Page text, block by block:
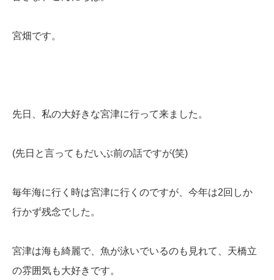
宮畑です。
先日、私の大好きな宮津に行って来ました。
(先日と言ってもだいぶ前の話ですが(笑)
毎年海に行く時は宮津に行くのですが、今年は2回しか
行かず残念でした。
宮津は海も綺麗で、魚が泳いでいるのも見れて、天橋立
の雰囲気も大好きです。